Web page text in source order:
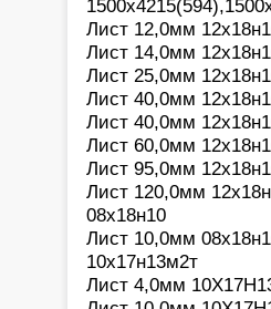
Лист 12,0мм
Лист 14,0мм
Лист 25,0мм
Лист 40,0мм
Лист 40,0мм
Лист 60,0мм
Лист 95,0мм
Лист 120,0мм
08х18н10
Лист 10,0мм
10х17н13м2т
Лист 4,0мм